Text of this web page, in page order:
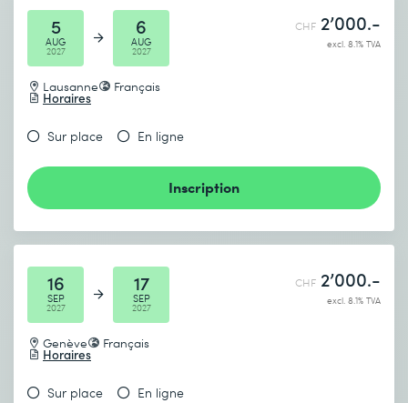
5
AUG
2027
6
AUG
2027
Lausanne Français
Horaires
CHF 2’000.-
excl. 8.1% TVA
Sur place En ligne
Inscription
16
SEP
2027
17
SEP
2027
Genève Français
Horaires
CHF 2’000.-
excl. 8.1% TVA
Sur place En ligne